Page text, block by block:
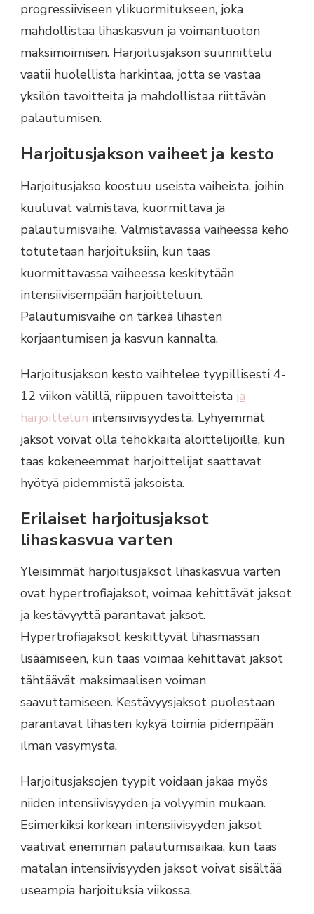
progressiiviseen ylikuormitukseen, joka
mahdollistaa lihaskasvun ja voimantuoton
maksimoimisen. Harjoitusjakson suunnittelu
vaatii huolellista harkintaa, jotta se vastaa
yksilön tavoitteita ja mahdollistaa riittävän
palautumisen.
Harjoitusjakson vaiheet ja kesto
Harjoitusjakso koostuu useista vaiheista, joihin
kuuluvat valmistava, kuormittava ja
palautumisvaihe. Valmistavassa vaiheessa keho
totutetaan harjoituksiin, kun taas
kuormittavassa vaiheessa keskitytään
intensiivisempään harjoitteluun.
Palautumisvaihe on tärkeä lihasten
korjaantumisen ja kasvun kannalta.
Harjoitusjakson kesto vaihtelee tyypillisesti 4-
12 viikon välillä, riippuen tavoitteista ja
harjoittelun intensiivisyydestä. Lyhyemmät
jaksot voivat olla tehokkaita aloittelijoille, kun
taas kokeneemmat harjoittelijat saattavat
hyötyä pidemmistä jaksoista.
Erilaiset harjoitusjaksot
lihaskasvua varten
Yleisimmät harjoitusjaksot lihaskasvua varten
ovat hypertrofiajaksot, voimaa kehittävät jaksot
ja kestävyyttä parantavat jaksot.
Hypertrofiajaksot keskittyvät lihasmassan
lisäämiseen, kun taas voimaa kehittävät jaksot
tähtäävät maksimaalisen voiman
saavuttamiseen. Kestävyysjaksot puolestaan
parantavat lihasten kykyä toimia pidempään
ilman väsymystä.
Harjoitusjaksojen tyypit voidaan jakaa myös
niiden intensiivisyyden ja volyymin mukaan.
Esimerkiksi korkean intensiivisyyden jaksot
vaativat enemmän palautumisaikaa, kun taas
matalan intensiivisyyden jaksot voivat sisältää
useampia harjoituksia viikossa.